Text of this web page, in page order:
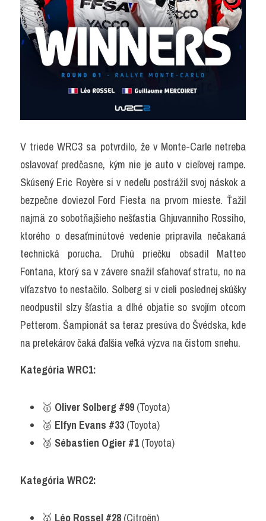
V triede WRC3 sa potvrdilo, že v Monte-Carle netreba
oslavovať predčasne, kým nie je auto v cieľovej rampe.
Skúsený Eric Royère si v nedeľu postrážil svoj náskok a
bezpečne doviezol Ford Fiesta na prvom mieste. Ťažil
najmä zo sobotňajšieho nešťastia Ghjuvanniho Rossiho,
ktorého o desaťminútové vedenie pripravila nečakaná
technická porucha. Druhú priečku obsadil Matteo
Fontana, ktorý sa v závere snažil sťahovať stratu, no na
víťazstvo to nestačilo. Solberg si v cieli poslednej skúšky
neodpustil slzy šťastia a dlhé objatie so svojím otcom
Petterom. Šampionát sa teraz presúva do Švédska, kde
na pretekárov čaká ďalšia veľká výzva na čistom snehu.
Kategória WRC1:
🥇 Oliver Solberg #99 (Toyota)
🥈 Elfyn Evans #33 (Toyota)
🥉 Sébastien Ogier #1 (Toyota)
Kategória WRC2:
🥇 Léo Rossel #28 (Citroën)